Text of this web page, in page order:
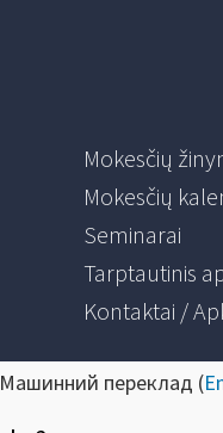
Mokesčių
Mokesčių
Seminarai
Tarptautinis
Kontaktai /
переклад (